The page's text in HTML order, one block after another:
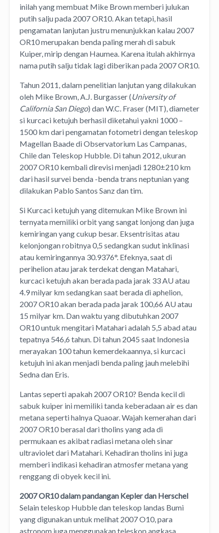
inilah yang membuat Mike Brown memberi julukan
putih salju pada 2007 OR10. Akan tetapi, hasil
pengamatan lanjutan justru menunjukkan kalau 2007
OR10 merupakan benda paling merah di sabuk
Kuiper, mirip dengan Haumea. Karena itulah akhirnya
nama putih salju tidak lagi diberikan pada 2007 OR10.
Tahun 2011, dalam penelitian lanjutan yang dilakukan
oleh Mike Brown, A.J. Burgasser (University of
California San Diego) dan W.C. Fraser (MIT), diameter
si kurcaci ketujuh berhasil diketahui yakni 1000 –
1500 km dari pengamatan fotometri dengan teleskop
Magellan Baade di Observatorium Las Campanas,
Chile dan Teleskop Hubble. Di tahun 2012, ukuran
2007 OR10 kembali direvisi menjadi 1280±210 km
dari hasil survei benda -benda trans neptunian yang
dilakukan Pablo Santos Sanz dan tim.
Si Kurcaci ketujuh yang ditemukan Mike Brown ini
ternyata memiliki orbit yang sangat lonjong dan juga
kemiringan yang cukup besar. Eksentrisitas atau
kelonjongan robitnya 0,5 sedangkan sudut inklinasi
atau kemiringannya 30.9376°. Efeknya, saat di
perihelion atau jarak terdekat dengan Matahari,
kurcaci ketujuh akan berada pada jarak 33 AU atau
4.9 milyar km sedangkan saat berada di aphelion,
2007 OR10 akan berada pada jarak 100,66 AU atau
15 milyar km. Dan waktu yang dibutuhkan 2007
OR10 untuk mengitari Matahari adalah 5,5 abad atau
tepatnya 546,6 tahun. Di tahun 2045 saat Indonesia
merayakan 100 tahun kemerdekaannya, si kurcaci
ketujuh ini akan menjadi benda paling jauh melebihi
Sedna dan Eris.
Lantas seperti apakah 2007 OR10? Benda kecil di
sabuk kuiper ini memiliki tanda keberadaan air es dan
metana seperti halnya Quaoar. Wajah kemerahan dari
2007 OR10 berasal dari tholins yang ada di
permukaan es akibat radiasi metana oleh sinar
ultraviolet dari Matahari. Kehadiran tholins ini juga
memberi indikasi kehadiran atmosfer metana yang
renggang di obyek kecil ini.
2007 OR10 dalam pandangan Kepler dan Herschel
Selain teleskop Hubble dan teleskop landas Bumi
yang digunakan untuk melihat 2007 O10, para
astronom juga menggunakan teleskop angkasa